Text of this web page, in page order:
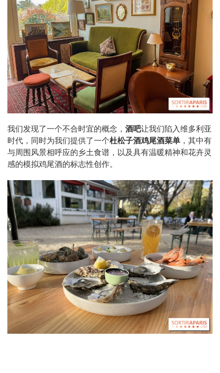
我们发现了一个不合时宜的概念， 酒吧让我们陷入维多利亚
时代，同时为我们提供了一个杜松子酒鸡尾酒菜单 ，其中有
与周围风景相呼应的乡土食谱，以及具有温暖精神和花卉灵
感的模拟鸡尾酒的标志性创作。